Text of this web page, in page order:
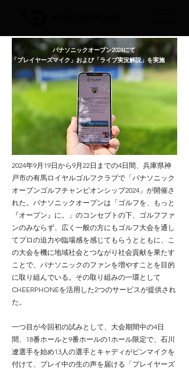
パナソニックオープン2024にて
「プレイヤーズマイク」および「ライブ実況解説」を実施
2024年9月19日から9月22日までの4日間、兵庫県神
戸市の有馬ロイヤルゴルフクラブで「パナソニック
オープンゴルフチャンピオンシップ2024」が開催さ
れた。パナソニックオープンは「ゴルフを、もっと
『オープン』に。」のコンセプトの下、ゴルフファ
ンのみならず、広く一般の方にもゴルフ大会を通し
てプロの迫力や臨場感を感じてもらうとともに、こ
の大会を機に地域社会とつながり社会貢献を果たす
ことで、パナソニックのファンを増やすことを目的
に取り組んでいる。その取り組みの一環として
CHEERPHONEを活用した2つのサービスが提供され
た。​
一つ目が今回初の試みとして、大会期間中の4日
間、18番ホールと9番ホールの1ホール限定で、石川
遼選手を始め13人の選手とキャディがピンマイクを
付けて、プレイ中の生の声を届ける「プレイヤーズ